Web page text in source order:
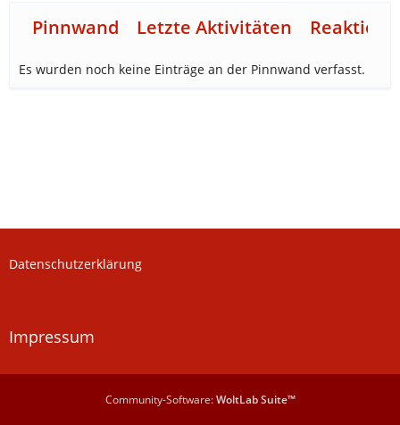
Pinnwand Letzte Aktivitäten
Es wurden noch keine Einträge an der Pinnwand verfasst.
Datenschutzerklärung
Impressum
Community-Software:WoltLab Suite™